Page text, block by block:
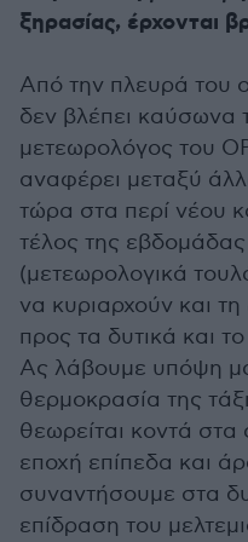
ξηρασίας, έρχονται
Από την πλευρά του
δεν βλέπει καύσωνα
μετεωρολόγος του
αναφέρει μεταξύ
τώρα στα περί νέου
τέλος της εβδομάδας
(μετεωρολογικά
να κυριαρχούν και τη
προς τα δυτικά και
Ας λάβουμε υπόψη
θερμοκρασία της
θεωρείται κοντά στα
εποχή επίπεδα και
συναντήσουμε στα
επίδραση του